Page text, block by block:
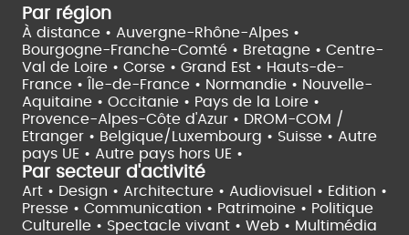
Par région
À distance • Auvergne-Rhône-Alpes •
Bourgogne-Franche-Comté • Bretagne • Centre-
Val de Loire • Corse • Grand Est • Hauts-de-
France •
Île-de-France • Normandie • Nouvelle-
Aquitaine • Occitanie • Pays de la Loire •
Provence-Alpes-Côte d'Azur • DROM-COM /
Etranger • Belgique/Luxembourg • Suisse • Autre
pays UE • Autre pays hors UE •
Par secteur d'activité
Art • Design • Architecture • Audiovisuel • Edition •
Presse • Communication • Patrimoine • Politique
Culturelle • Spectacle vivant • Web • Multimédia